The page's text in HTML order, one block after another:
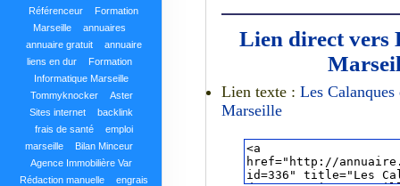
Référenceur
Formation
Marseille
annuaires
annuaire gratuit
annuaire
liens en dur
Formation
Informatique Marseille
Tommyknocker
Aster
Sites internet
backlink
frais de santé
emploi
marseille
Bilan Minceur
Agence Immobilière Var
Rédaction manuelle
engrais
Lien direct vers
Lien texte : Les
Marseille